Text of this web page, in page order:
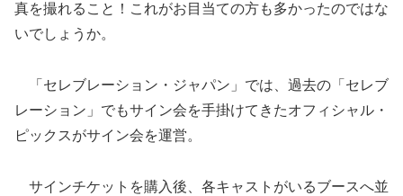
真を撮れること！これがお目当ての方も多かったのではな
いでしょうか。
「セレブレーション・ジャパン」では、過去の「セレブ
レーション」でもサイン会を手掛けてきたオフィシャル・
ピックスがサイン会を運営。
サインチケットを購入後、各キャストがいるブースへ並